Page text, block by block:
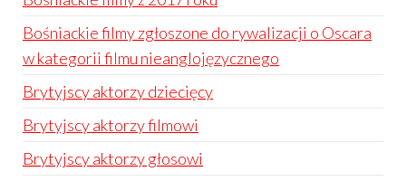
Bośniackie filmy zgłoszone do rywalizacji o Oscara
w kategorii filmu nieanglojęzycznego
Brytyjscy aktorzy dziecięcy
Brytyjscy aktorzy filmowi
Brytyjscy aktorzy głosowi